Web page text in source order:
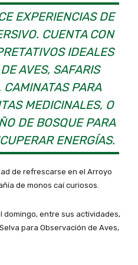
EXPERIENCIAS DE
CUENTA CON
IDEALES
AVES, SAFARIS
CAMINATAS PARA
MEDICINALES, O
DE BOSQUE PARA
ENERGÍAS.
de refrescarse en el Arroyo
de monos caí curiosos.
domingo, entre sus actividades,
para Observación de Aves,